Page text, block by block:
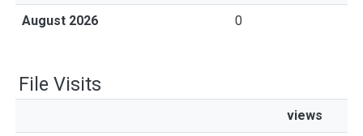
August 2026 0
File Visits
views